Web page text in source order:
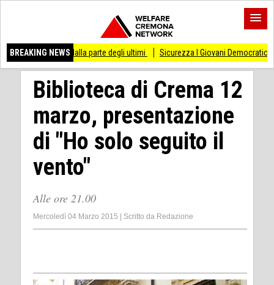
BREAKING NEWS
stare dalla parte degli ultimi Sicurezza I Giovani Democratici ribattono ai
Biblioteca di Crema 12
marzo, presentazione
di "Ho solo seguito il
vento"
Alle ore 21.00
Mercoledì 04 Marzo 2015 Scritto da Redazione